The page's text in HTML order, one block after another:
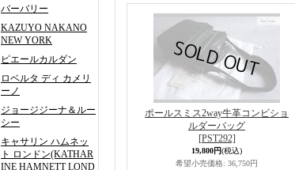
バーバリー
KAZUYO NAKANO
NEW YORK
ピエールカルダン
ロベルタ ディ カメリ
ーノ
ジョージジーナ＆ルー
シー
キャサリン ハムネッ
ト ロンドン(KATHAR
INE HAMNETT LOND
ポールスミス2way牛革コンビショ
ルダーバッグ
[PST292]
19,800円(税込)
希望小売価格: 36,750円